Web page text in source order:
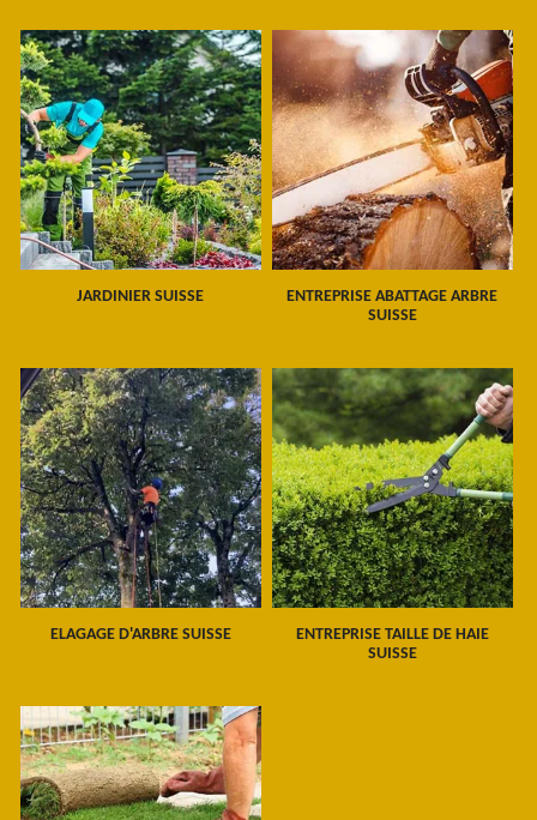
JARDINIER SUISSE
ENTREPRISE ABATTAGE ARBRE
SUISSE
ELAGAGE D'ARBRE SUISSE
ENTREPRISE TAILLE DE HAIE
SUISSE